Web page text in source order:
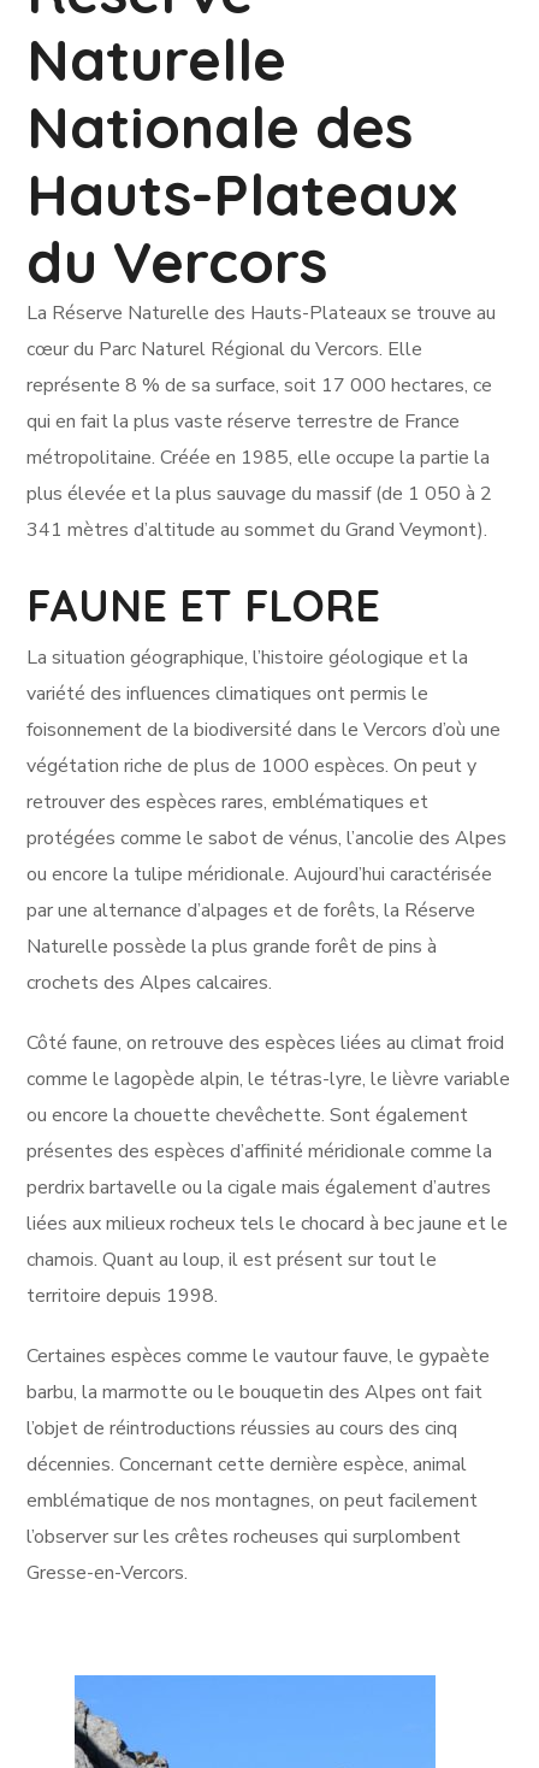
Naturelle
Nationale des
Hauts-Plateaux
du Vercors
La Réserve Naturelle des Hauts-Plateaux se trouve au
cœur du Parc Naturel Régional du Vercors. Elle
représente 8 % de sa surface, soit 17 000 hectares, ce
qui en fait la plus vaste réserve terrestre de France
métropolitaine. Créée en 1985, elle occupe la partie la
plus élevée et la plus sauvage du massif (de 1 050 à 2
341 mètres d’altitude au sommet du Grand Veymont).
FAUNE ET FLORE
La situation géographique, l’histoire géologique et la
variété des influences climatiques ont permis le
foisonnement de la biodiversité dans le Vercors d’où une
végétation riche de plus de 1000 espèces. On peut y
retrouver des espèces rares, emblématiques et
protégées comme le sabot de vénus, l’ancolie des Alpes
ou encore la tulipe méridionale. Aujourd’hui caractérisée
par une alternance d’alpages et de forêts, la Réserve
Naturelle possède la plus grande forêt de pins à
crochets des Alpes calcaires.
Côté faune, on retrouve des espèces liées au climat froid
comme le lagopède alpin, le tétras-lyre, le lièvre variable
ou encore la chouette chevêchette. Sont également
présentes des espèces d’affinité méridionale comme la
perdrix bartavelle ou la cigale mais également d’autres
liées aux milieux rocheux tels le chocard à bec jaune et le
chamois. Quant au loup, il est présent sur tout le
territoire depuis 1998.
Certaines espèces comme le vautour fauve, le gypaète
barbu, la marmotte ou le bouquetin des Alpes ont fait
l’objet de réintroductions réussies au cours des cinq
décennies. Concernant cette dernière espèce, animal
emblématique de nos montagnes, on peut facilement
l’observer sur les crêtes rocheuses qui surplombent
Gresse-en-Vercors.